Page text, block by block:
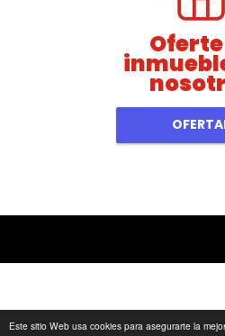
Este sitio Web usa cookies para asegurarte la mejor